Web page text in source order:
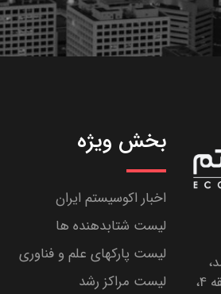
خیابان پروانه، پلاک 4، طبقه 4،
بخش ویژه
اخبار اکوسیستم ایران
لیست شتابدهنده ها
لیست پارکهای علم و فناوری
لیست مراکز رشد